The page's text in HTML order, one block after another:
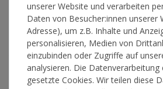
29,90 €*
Lieferzeit 1-3 Werktage
unserer Website und verarbeiten
Daten von Besucher:innen unserer
Adresse), um z.B. Inhalte und
personalisieren, Medien von
einzubinden oder Zugriffe auf
analysieren. Die
gesetzte Cookies. Wir teilen diese